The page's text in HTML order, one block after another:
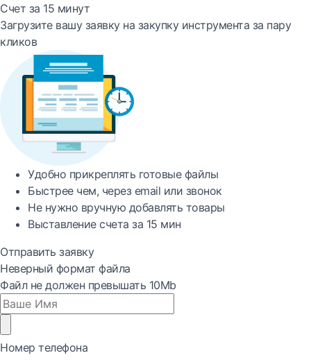
Счет за 15 минут
Загрузите вашу заявку на закупку инструмента за пару
кликов
Удобно прикреплять готовые файлы
Быстреечем, через email или звонок
Не нужно вручную добавлять товары
Выставление счета за 15 мин
Отправить заявку
Неверный формат файла
Файл не должен превышать 10Mb
Номер телефона